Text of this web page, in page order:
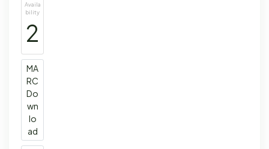
Availa
bility
2
MA
RC
Do
wn
lo
ad